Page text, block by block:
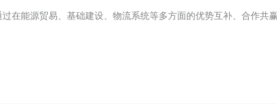
在能源贸易、基础建设、物流系统等多方面的优势互补、合作共